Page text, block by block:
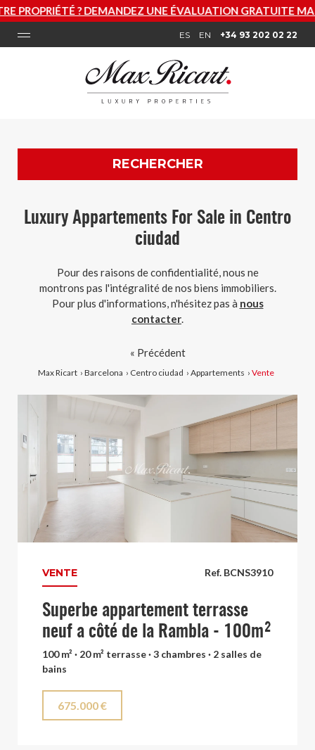
UNE ÉVALUATION GRATUITE MAINTENANT
ES EN +34 93 202 02 22
RECHERCHER
Luxury Appartements For Sale in Centro
ciudad
Pour des raisons de confidentialité, nous ne
montrons pas l'intégralité de nos biens immobiliers.
Pour plus d'informations, n'hésitez pas à nous
contacter.
Max Ricart › Barcelona › Centro ciudad › Appartements › Vente
« Précédent
Ref. BCNS3910
VENTE
Superbe appartement terrasse
neuf a côté de la Rambla - 100m²
100 m² · 20 m² terrasse · 3 chambres · 2 salles de
bains
675.000 €